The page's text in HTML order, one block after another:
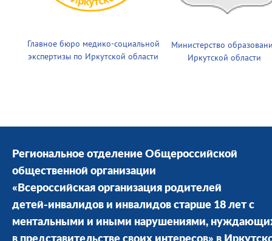
Главное бюро медико-социальной
экспертизы по Иркутской области
Министерство
Иркутской области
Региональное отделение Общероссийской
общественной организации
«Всероссийская организация родителей
детей-инвалидов и инвалидов старше 18 лет с
ментальными и иными нарушениями,